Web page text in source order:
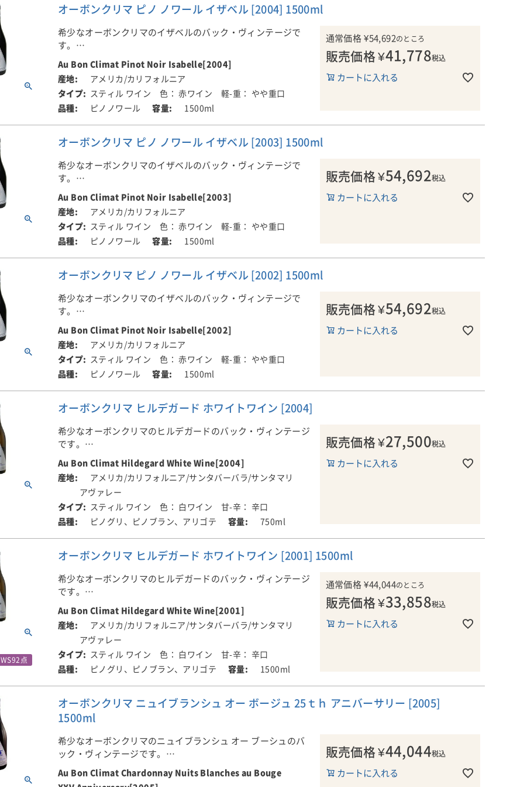
オーボンクリマ ピノ ノワール イザベル [2004] 1500ml
希少なオーボンクリマのイザベルのバック・ヴィンテージで
す。
イザベルは、オーボンクリマが造る、すべてのピノ・ノワール
から選ばれたベスト・バレル（毎年最高に品質の高い樽）をブ
レンドしています。毎年の比率は、非公開ですが、セレクショ
ンは郡を超えて選ばれています。広い地域のピノ・ノワールを
ブレンドしているため、オーボンクリマの最高峰の位置付けな
がら、AVAはカリフォルニアです。カリフォルニアを代表する
最高峰のピノ・ノワール、マルチ・ヴィンヤード・ワインとな
っています。様々な要素が各畑からブレンドされるため、味わ
いの深さ、複雑さが加わる素晴らしいピノ・ノワールをなって
います。
Au Bon Climat Pinot Noir Isabelle[2004]
アメリカ/カリフォルニア
スティル ワイン
色： 赤ワイン
軽-重： やや重口
ピノノワール
1500ml
通常価格 ¥54,692のところ
販売価格¥41,778税込
カートに入れる
オーボンクリマ ピノ ノワール イザベル [2003] 1500ml
希少なオーボンクリマのイザベルのバック・ヴィンテージで
す。
イザベルは、オーボンクリマが造る、すべてのピノ・ノワール
から選ばれたベスト・バレル（毎年最高に品質の高い樽）をブ
レンドしています。毎年の比率は、非公開ですが、セレクショ
ンは郡を超えて選ばれています。広い地域のピノ・ノワールを
ブレンドしているため、オーボンクリマの最高峰の位置付けな
がら、AVAはカリフォルニアです。カリフォルニアを代表する
最高峰のピノ・ノワール、マルチ・ヴィンヤード・ワインとな
っています。様々な要素が各畑からブレンドされるため、味わ
いの深さ、複雑さが加わる素晴らしいピノ・ノワールをなって
います。
Au Bon Climat Pinot Noir Isabelle[2003]
アメリカ/カリフォルニア
スティル ワイン
色： 赤ワイン
軽-重： やや重口
ピノノワール
1500ml
販売価格¥54,692税込
カートに入れる
オーボンクリマ ピノ ノワール イザベル [2002] 1500ml
希少なオーボンクリマのイザベルのバック・ヴィンテージで
す。
イザベルは、オーボンクリマが造る、すべてのピノ・ノワール
から選ばれたベスト・バレル（毎年最高に品質の高い樽）をブ
レンドしています。毎年の比率は、非公開ですが、セレクショ
ンは郡を超えて選ばれています。広い地域のピノ・ノワールを
ブレンドしているため、オーボンクリマの最高峰の位置付けな
がら、AVAはカリフォルニアです。カリフォルニアを代表する
最高峰のピノ・ノワール、マルチ・ヴィンヤード・ワインとな
っています。様々な要素が各畑からブレンドされるため、味わ
いの深さ、複雑さが加わる素晴らしいピノ・ノワールをなって
います。
Au Bon Climat Pinot Noir Isabelle[2002]
アメリカ/カリフォルニア
スティル ワイン
色： 赤ワイン
軽-重： やや重口
ピノノワール
1500ml
販売価格¥54,692税込
カートに入れる
オーボンクリマ ヒルデガード ホワイトワイン [2004]
希少なオーボンクリマのヒルデガードのバック・ヴィンテージ
です。
1998年から造られる白ワイン。ブルゴーニュのコルトン・シ
ャルルマーニュにも、その名を残すシャルルマーニュ大帝の妻
の名ヒルデガードと白ワインの逸話にちなんで命名されまし
た。シャルルマーニュ大帝の白い髭が赤ワインに染まっている
のは見た目に悪く、妻・ヒルデガードが白ワインを飲むことを
かつて、コルトンの丘には、シャルドネだけではなく、このワ
インで使われる3つの品種（ピノ・グリ、ピノ・ブラン、アリ
ゴテ）が植えられていたという話のヒントを得て造りはじめた
ワインです。
Au Bon Climat Hildegard White Wine[2004]
アメリカ/カリフォルニア/サンタバーバラ/サンタマリ
アヴァレー
スティル ワイン
色： 白ワイン
甘-辛： 辛口
ピノグリ、ピノブラン、アリゴテ
750ml
販売価格¥27,500税込
カートに入れる
WS92点
オーボンクリマ ヒルデガード ホワイトワイン [2001] 1500ml
希少なオーボンクリマのヒルデガードのバック・ヴィンテージ
です。
1998年から造られる白ワイン。ブルゴーニュのコルトン・シ
ャルルマーニュにも、その名を残すシャルルマーニュ大帝の妻
の名ヒルデガードと白ワインの逸話にちなんで命名されまし
た。シャルルマーニュ大帝の白い髭が赤ワインに染まっている
のは見た目に悪く、妻・ヒルデガードが白ワインを飲むことを
かつて、コルトンの丘には、シャルドネだけではなく、このワ
インで使われる3つの品種（ピノ・グリ、ピノ・ブラン、アリ
ワインです。
Au Bon Climat Hildegard White Wine[2001]
アメリカ/カリフォルニア/サンタバーバラ/サンタマリ
アヴァレー
スティル ワイン
色： 白ワイン
甘-辛： 辛口
ピノグリ、ピノブラン、アリゴテ
1500ml
通常価格 ¥44,044のところ
販売価格¥33,858税込
カートに入れる
オーボンクリマ ニュイブランシュ オー ボージュ 25ｔｈ アニバーサリー [2005]
1500ml
希少なオーボンクリマのニュイブランシュ オー ブーシュのバ
ック・ヴィンテージです。
1996年から造られるキュヴェです。この白ワインのニックネ
Au Bon Climat Chardonnay Nuits Blanches au Bouge
販売価格¥44,044税込
カートに入れる